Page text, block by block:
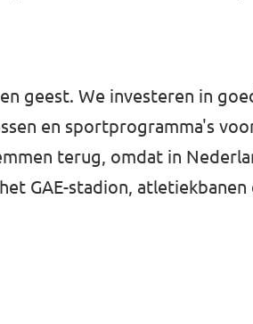
geest. We investeren in
en sportprogramma's
terug, omdat in
GAE-stadion,